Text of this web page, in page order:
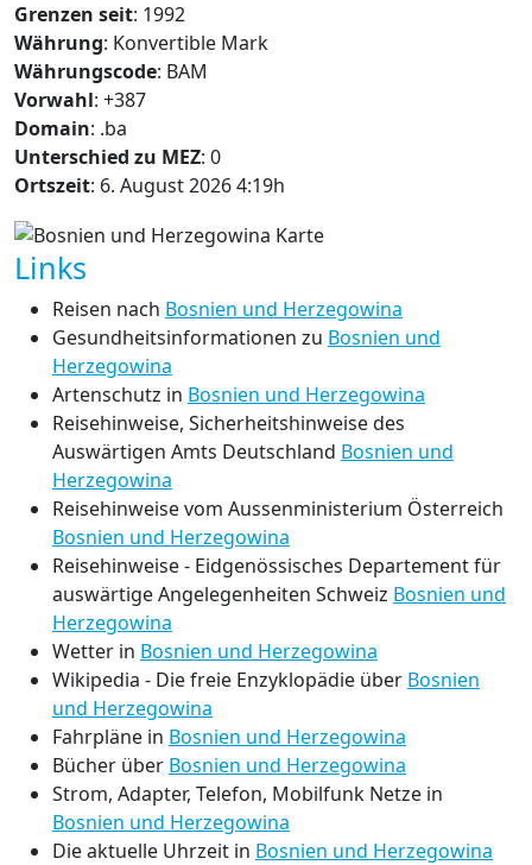
Grenzen seit: 1992
Währung: Konvertible Mark
Währungscode: BAM
Vorwahl: +387
Domain: .ba
Unterschied zu MEZ: 0
Ortszeit: 6. August 2026 4:19h
Links
Reisen nach Bosnien und Herzegowina
Gesundheitsinformationen zu Bosnien und
Herzegowina
Artenschutz in Bosnien und Herzegowina
Reisehinweise, Sicherheitshinweise des
Auswärtigen Amts Deutschland Bosnien und
Herzegowina
Reisehinweise vom Aussenministerium Österreich
Bosnien und Herzegowina
Reisehinweise - Eidgenössisches Departement für
auswärtige Angelegenheiten Schweiz Bosnien und
Herzegowina
Wetter in Bosnien und Herzegowina
Wikipedia - Die freie Enzyklopädie über Bosnien
und Herzegowina
Fahrpläne in Bosnien und Herzegowina
Bücher über Bosnien und Herzegowina
Strom, Adapter, Telefon, Mobilfunk Netze in
Bosnien und Herzegowina
Die aktuelle Uhrzeit in Bosnien und Herzegowina